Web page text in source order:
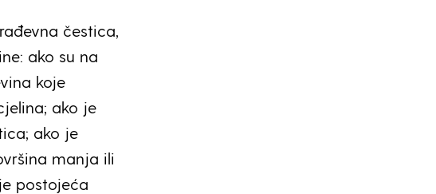
čestica,
ako su na
koje
ako je
ako je
manja ili
postojeća